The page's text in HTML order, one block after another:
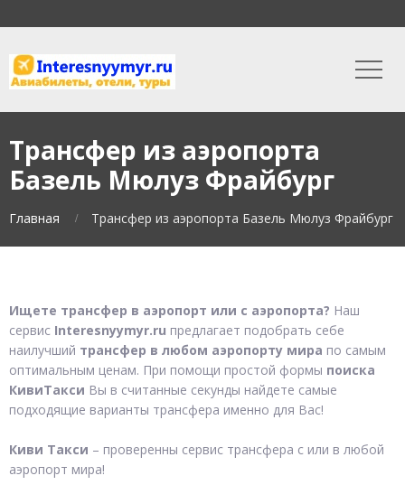
Трансфер из аэропорта
Базель Мюлуз Фрайбург
Главная Трансфер из аэропорта Базель Мюлуз Фрайбург
Ищете трансфер в аэропорт или с аэропорта? Наш
сервис Interesnyymyr.ru предлагает подобрать себе
наилучший трансфер в любом аэропорту мира по самым
оптимальным ценам. При помощи простой формы поиска
КивиТакси Вы в считанные секунды найдете самые
подходящие варианты трансфера именно для Вас!
Киви Такси – проверенны сервис трансфера с или в любой
аэропорт мира!